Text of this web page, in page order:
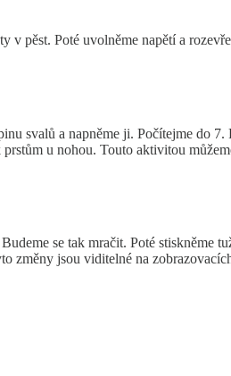
v pěst. Poté uvolněme napětí a
svalů a napněme ji. Počítejme
u nohou. Touto aktivitou
se tak mračit. Poté
změny jsou viditelné na